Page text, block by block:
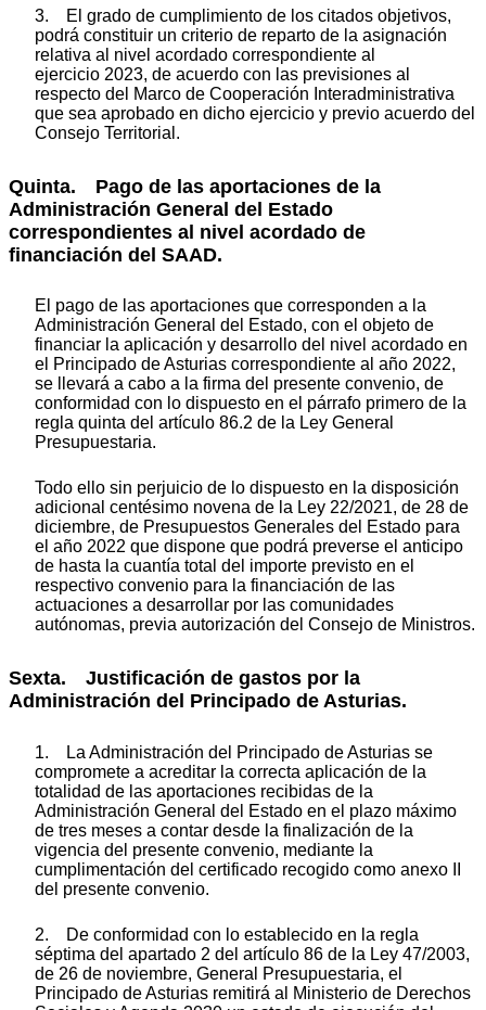
3. El grado de cumplimiento de los citados objetivos,
podrá constituir un criterio de reparto de la asignación
relativa al nivel acordado correspondiente al
ejercicio 2023, de acuerdo con las previsiones al
respecto del Marco de Cooperación Interadministrativa
que sea aprobado en dicho ejercicio y previo acuerdo del
Consejo Territorial.
Quinta. Pago de las aportaciones de la
Administración General del Estado
correspondientes al nivel acordado de
financiación del SAAD.
El pago de las aportaciones que corresponden a la
Administración General del Estado, con el objeto de
financiar la aplicación y desarrollo del nivel acordado en
el Principado de Asturias correspondiente al año 2022,
se llevará a cabo a la firma del presente convenio, de
conformidad con lo dispuesto en el párrafo primero de la
regla quinta del artículo 86.2 de la Ley General
Presupuestaria.
Todo ello sin perjuicio de lo dispuesto en la disposición
adicional centésimo novena de la Ley 22/2021, de 28 de
diciembre, de Presupuestos Generales del Estado para
el año 2022 que dispone que podrá preverse el anticipo
de hasta la cuantía total del importe previsto en el
respectivo convenio para la financiación de las
actuaciones a desarrollar por las comunidades
autónomas, previa autorización del Consejo de Ministros.
Sexta. Justificación de gastos por la
Administración del Principado de Asturias.
1. La Administración del Principado de Asturias se
compromete a acreditar la correcta aplicación de la
totalidad de las aportaciones recibidas de la
Administración General del Estado en el plazo máximo
de tres meses a contar desde la finalización de la
vigencia del presente convenio, mediante la
cumplimentación del certificado recogido como anexo II
del presente convenio.
2. De conformidad con lo establecido en la regla
séptima del apartado 2 del artículo 86 de la Ley 47/2003,
de 26 de noviembre, General Presupuestaria, el
Principado de Asturias remitirá al Ministerio de Derechos